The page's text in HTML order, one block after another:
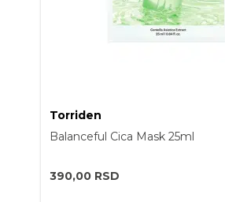
Torriden
Balanceful Cica Mask 25ml
390,00 RSD